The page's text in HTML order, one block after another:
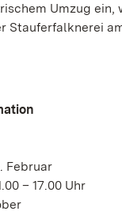
Umzug ein,
Stauferfalknerei
Februar
– 17.00 Uhr